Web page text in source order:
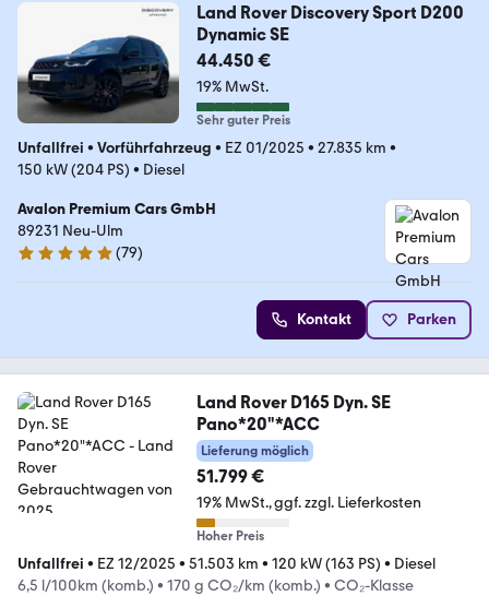
Land Rover Discovery Sport D200
Dynamic SE
44.450 €
19% MwSt.
Sehr guter Preis
Unfallfrei • Vorführfahrzeug • EZ 01/2025 • 27.835 km •
150 kW (204 PS) • Diesel
Avalon Premium Cars GmbH
89231 Neu-Ulm
5 Sterne
(79)
Kontakt Parken
Land Rover D165 Dyn. SE
Pano*20"*ACC
Lieferung möglich
51.799 €
19% MwSt. ggf. zzgl. Lieferkosten
Hoher Preis
Unfallfrei • EZ 12/2025 • 51.503 km • 120 kW (163 PS) • Diesel
6,5 l/100km (komb.) • 170 g CO₂/km (komb.) • CO₂-Klasse